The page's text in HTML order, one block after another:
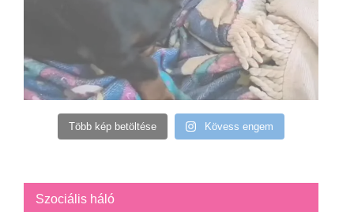
Több kép betöltése Kövess engem
Szociális háló